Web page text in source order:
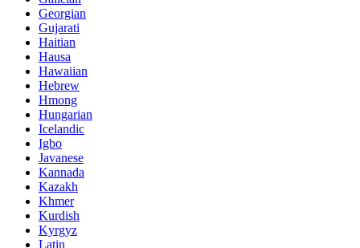
Georgian
Gujarati
Haitian
Hausa
Hawaiian
Hebrew
Hmong
Hungarian
Icelandic
Igbo
Javanese
Kannada
Kazakh
Khmer
Kurdish
Kyrgyz
Latin